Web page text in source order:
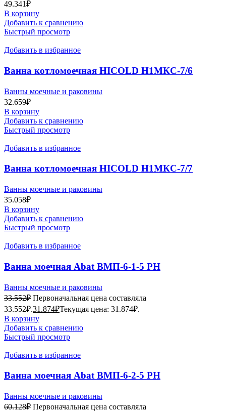
49.341₽
В корзину
Добавить к сравнению
Быстрый просмотр
Добавить в избранное
Ванна котломоечная HICOLD Н1МКС-7/6
Ванны моечные и раковины
32.659₽
В корзину
Добавить к сравнению
Быстрый просмотр
Добавить в избранное
Ванна котломоечная HICOLD Н1МКС-7/7
Ванны моечные и раковины
35.058₽
В корзину
Добавить к сравнению
Быстрый просмотр
Добавить в избранное
Ванна моечная Abat ВМП-6-1-5 РН
Ванны моечные и раковины
33.552₽ Первоначальная цена составляла
33.552₽.31.874₽Текущая цена: 31.874₽.
В корзину
Добавить к сравнению
Быстрый просмотр
Добавить в избранное
Ванна моечная Abat ВМП-6-2-5 РН
Ванны моечные и раковины
60.128₽ Первоначальная цена составляла